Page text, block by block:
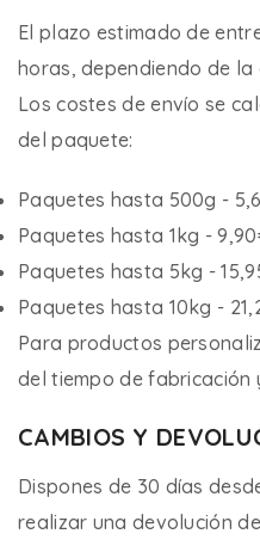
El plazo estimado de
horas, dependiendo de la
Los costes de envío se
del paquete:
Paquetes hasta 500g -
Paquetes hasta 1kg -
Paquetes hasta 5kg -
Paquetes hasta 10kg -
Para productos
del tiempo de fabricación
CAMBIOS Y
Dispones de 30 días
realizar una devolución